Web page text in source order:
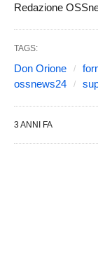
Redazione
TAGS:
Don Orione
ossnews24
3 ANNI FA